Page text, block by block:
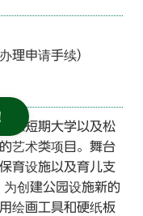
理申请手续）
德短期大学以及松
艺术类项目。舞台
育设施以及育儿支
创建公园设施新的
绘画工具和硬纸板